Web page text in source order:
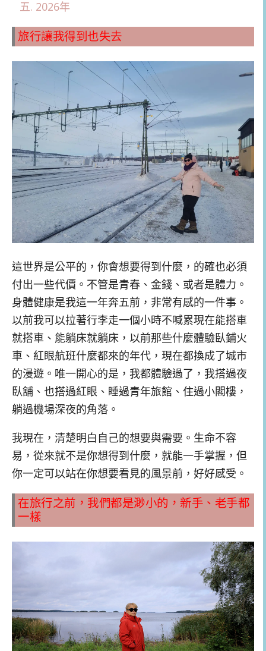
2026年
旅行讓我得到也失去
這世界是公平的，你會想要得到什麼，的確也必須
付出一些代價。不管是青春、金錢、或者是體力。
身體健康是我這一年奔五前，非常有感的一件事。
以前我可以拉著行李走一個小時不喊累現在能搭車
就搭車、能躺床就躺床，以前那些什麼體驗臥鋪火
車、紅眼航班什麼都來的年代，現在都換成了城市
的漫遊。唯一開心的是，我都體驗過了，我搭過夜
臥舖、也搭過紅眼、睡過青年旅館、住過小閣樓，
躺過機場深夜的角落。
我現在，清楚明白自己的想要與需要。生命不容
易，從來就不是你想得到什麼，就能一手掌握，但
你一定可以站在你想要看見的風景前，好好感受。
在旅行之前，我們都是渺小的，新手、老手都
一樣